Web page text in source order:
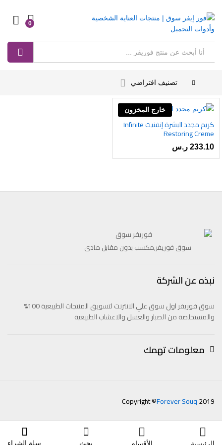
0
تصنيف افتراضي
خارج المخزون
أضف
رغبات
كريم مجدد البشرة إنفنيت Infinite
Restoring Creme
233.10 ر.س
سوق فوريفر,مكسب بدون مقابل مادى
نبذه عن الشركة
سوق فوريفر اول سوق علي الانترنت لتسويق المنتجات الطبيعية 100%
والمستخلصة من الصبار والعسل والاعشاب الطبيعية
معلومات تهمك
Copyright ©Forever Souq2019
بحث سلة الشراء